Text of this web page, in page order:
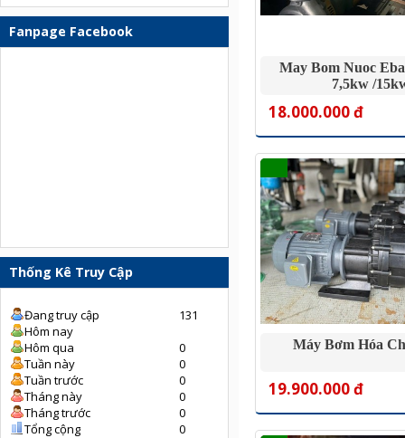
Fanpage Facebook
Thống Kê Truy Cập
Đang truy cập
131
Hôm nay
Hôm qua
0
Tuần này
0
Tuần trước
0
Tháng này
0
Tháng trước
0
Tổng cộng
0
May Bom Nuoc
7,5kw /
18.000.000 đ
Máy Bơm Hóa
19.900.000 đ